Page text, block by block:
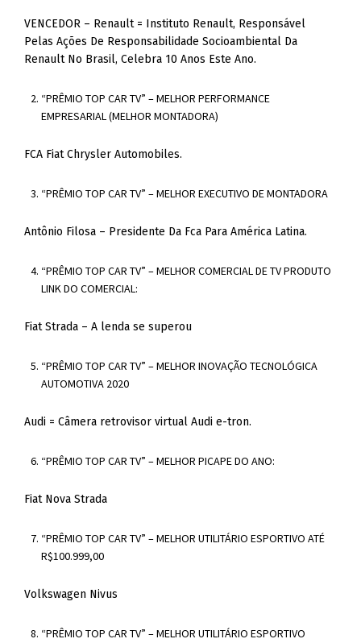
VENCEDOR – Renault = Instituto Renault, Responsável
Pelas Ações De Responsabilidade Socioambiental Da
Renault No Brasil, Celebra 10 Anos Este Ano.
“PRÊMIO TOP CAR TV” – MELHOR PERFORMANCE
EMPRESARIAL (MELHOR MONTADORA)
FCA Fiat Chrysler Automobiles.
“PRÊMIO TOP CAR TV” – MELHOR EXECUTIVO DE MONTADORA
Antônio Filosa – Presidente Da Fca Para América Latina.
“PRÊMIO TOP CAR TV” – MELHOR COMERCIAL DE TV PRODUTO
LINK DO COMERCIAL:
Fiat Strada – A lenda se superou
“PRÊMIO TOP CAR TV” – MELHOR INOVAÇÃO TECNOLÓGICA
AUTOMOTIVA 2020
Audi = Câmera retrovisor virtual Audi e-tron.
“PRÊMIO TOP CAR TV” – MELHOR PICAPE DO ANO:
Fiat Nova Strada
“PRÊMIO TOP CAR TV” – MELHOR UTILITÁRIO ESPORTIVO ATÉ
R$100.999,00
Volkswagen Nivus
“PRÊMIO TOP CAR TV” – MELHOR UTILITÁRIO ESPORTIVO